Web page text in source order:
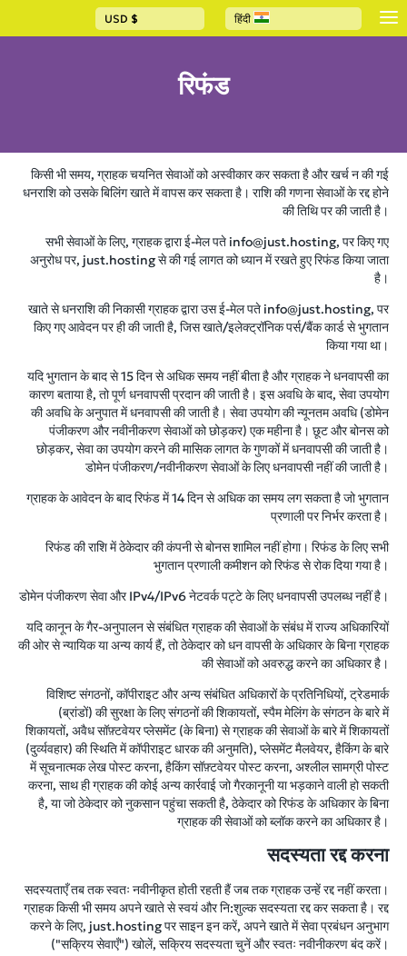
हिंदी
$
USD
रिफंड
किसी भी समय, ग्राहक चयनित सेवाओं को अस्वीकार कर सकता है और खर्च न की गई
धनराशि को उसके बिलिंग खाते में वापस कर सकता है। राशि की गणना सेवाओं के रद्द होने
की तिथि पर की जाती है।
सभी सेवाओं के लिए, ग्राहक द्वारा ई-मेल पते info@just.hosting, पर किए गए
अनुरोध पर, just.hosting से की गई लागत को ध्यान में रखते हुए रिफंड किया जाता
है।
खाते से धनराशि की निकासी ग्राहक द्वारा उस ई-मेल पते info@just.hosting, पर
किए गए आवेदन पर ही की जाती है, जिस खाते/इलेक्ट्रॉनिक पर्स/बैंक कार्ड से भुगतान
किया गया था।
यदि भुगतान के बाद से 15 दिन से अधिक समय नहीं बीता है और ग्राहक ने धनवापसी का
कारण बताया है, तो पूर्ण धनवापसी प्रदान की जाती है। इस अवधि के बाद, सेवा उपयोग
की अवधि के अनुपात में धनवापसी की जाती है। सेवा उपयोग की न्यूनतम अवधि (डोमेन
पंजीकरण और नवीनीकरण सेवाओं को छोड़कर) एक महीना है। छूट और बोनस को
छोड़कर, सेवा का उपयोग करने की मासिक लागत के गुणकों में धनवापसी की जाती है।
डोमेन पंजीकरण/नवीनीकरण सेवाओं के लिए धनवापसी नहीं की जाती है।
ग्राहक के आवेदन के बाद रिफंड में 14 दिन से अधिक का समय लग सकता है जो भुगतान
प्रणाली पर निर्भर करता है।
रिफंड की राशि में ठेकेदार की कंपनी से बोनस शामिल नहीं होगा। रिफंड के लिए सभी
भुगतान प्रणाली कमीशन को रिफंड से रोक दिया गया है।
डोमेन पंजीकरण सेवा और IPv4/IPv6 नेटवर्क पट्टे के लिए धनवापसी उपलब्ध नहीं है।
यदि कानून के गैर-अनुपालन से संबंधित ग्राहक की सेवाओं के संबंध में राज्य अधिकारियों
की ओर से न्यायिक या अन्य कार्य हैं, तो ठेकेदार को धन वापसी के अधिकार के बिना ग्राहक
की सेवाओं को अवरुद्ध करने का अधिकार है।
विशिष्ट संगठनों, कॉपीराइट और अन्य संबंधित अधिकारों के प्रतिनिधियों, ट्रेडमार्क
(ब्रांडों) की सुरक्षा के लिए संगठनों की शिकायतों, स्पैम मेलिंग के संगठन के बारे में
शिकायतों, अवैध सॉफ़्टवेयर प्लेसमेंट (के बिना) से ग्राहक की सेवाओं के बारे में शिकायतों
(दुर्व्यवहार) की स्थिति में कॉपीराइट धारक की अनुमति), प्लेसमेंट मैलवेयर, हैकिंग के बारे
में सूचनात्मक लेख पोस्ट करना, हैकिंग सॉफ़्टवेयर पोस्ट करना, अश्लील सामग्री पोस्ट
करना, साथ ही ग्राहक की कोई अन्य कार्रवाई जो गैरकानूनी या भड़काने वाली हो सकती
है, या जो ठेकेदार को नुकसान पहुंचा सकती है, ठेकेदार को रिफंड के अधिकार के बिना
ग्राहक की सेवाओं को ब्लॉक करने का अधिकार है।
सदस्यता रद्द करना
सदस्यताएँ तब तक स्वतः नवीनीकृत होती रहती हैं जब तक ग्राहक उन्हें रद्द नहीं करता।
ग्राहक किसी भी समय अपने खाते से स्वयं और नि:शुल्क सदस्यता रद्द कर सकता है। रद्द
करने के लिए, just.hosting पर साइन इन करें, अपने खाते में सेवा प्रबंधन अनुभाग
("सक्रिय सेवाएँ") खोलें, सक्रिय सदस्यता चुनें और स्वतः नवीनीकरण बंद करें।